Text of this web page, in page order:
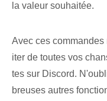
la valeur souhaitée.
Avec ces
iter de toutes vos
tes sur ⁤Discord.
breuses autres